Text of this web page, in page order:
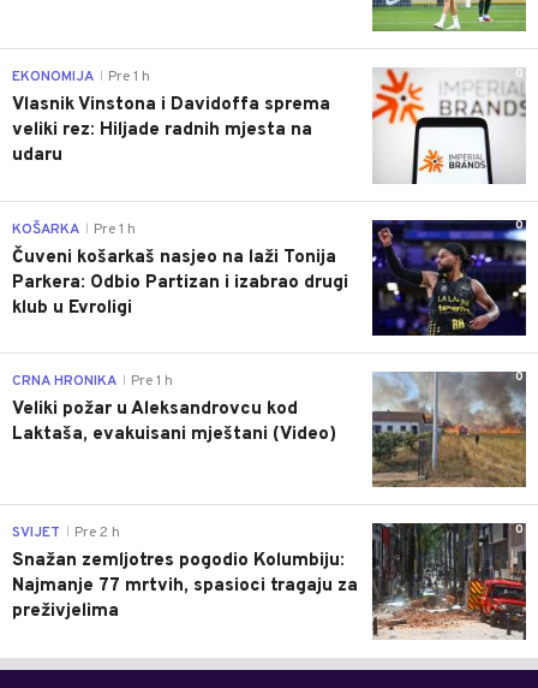
0
EKONOMIJA Pre 1 h
Vlasnik Vinstona i Davidoffa sprema
veliki rez: Hiljade radnih mjesta na
udaru
0
KOŠARKA Pre 1 h
Čuveni košarkaš nasjeo na laži Tonija
Parkera: Odbio Partizan i izabrao drugi
klub u Evroligi
0
CRNA HRONIKA Pre 1 h
Veliki požar u Aleksandrovcu kod
Laktaša, evakuisani mještani (Video)
0
SVIJET Pre 2 h
Snažan zemljotres pogodio Kolumbiju:
Najmanje 77 mrtvih, spasioci tragaju za
preživjelima